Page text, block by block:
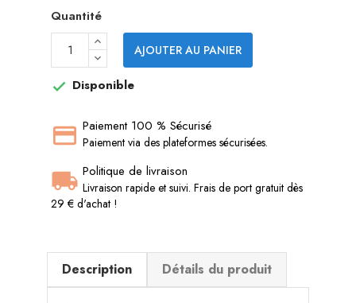
Quantité
AJOUTER AU PANIER
 Disponible
Paiement 100 % Sécurisé
Paiement via des plateformes sécurisées.
Politique de livraison
Livraison rapide et suivi. Frais de port gratuit dès
29 € d'achat !
Description Détails du produit